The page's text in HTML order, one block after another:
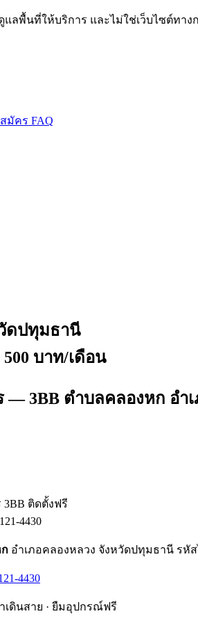
แลพื้นที่ให้บริการ และไม่ใช่เว็บไซต์ทา
มัคร FAQ
ดปทุมธานี
บาท/เดือน
3BB ตำบลคลองหก อำ
ติดตั้งฟรี
4430
อำเภอคลองหลวง จังหวัดปทุมธานี รหั
4430
เดินสาย · ยืมอุปกรณ์ฟรี